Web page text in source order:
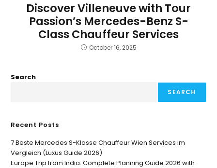
Discover Villeneuve with Tour
Passion’s Mercedes-Benz S-
Class Chauffeur Services
October 16, 2025
Search
SEARCH
Recent Posts
7 Beste Mercedes S-Klasse Chauffeur Wien Services im
Vergleich (Luxus Guide 2026)
Europe Trip from India: Complete Planning Guide 2026 with